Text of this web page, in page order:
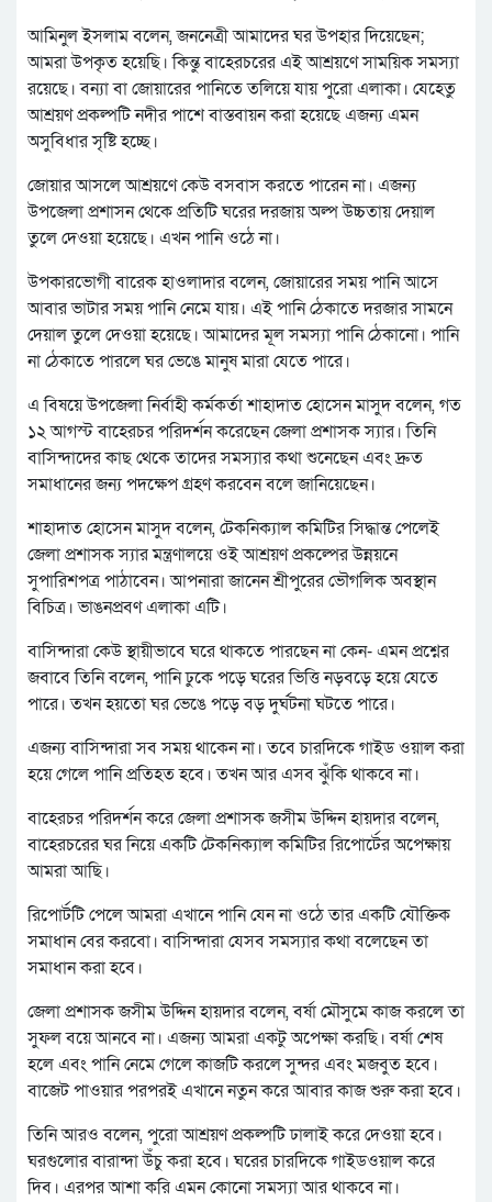
আমিনুল ইসলাম বলেন, জননেত্রী আমাদের ঘর উপহার দিয়েছেন;
আমরা উপকৃত হয়েছি। কিন্তু বাহেরচরের এই আশ্রয়ণে সাময়িক সমস্যা
রয়েছে। বন্যা বা জোয়ারের পানিতে তলিয়ে যায় পুরো এলাকা। যেহেতু
আশ্রয়ণ প্রকল্পটি নদীর পাশে বাস্তবায়ন করা হয়েছে এজন্য এমন
অসুবিধার সৃষ্টি হচ্ছে।
জোয়ার আসলে আশ্রয়ণে কেউ বসবাস করতে পারেন না। এজন্য
উপজেলা প্রশাসন থেকে প্রতিটি ঘরের দরজায় অল্প উচ্চতায় দেয়াল
তুলে দেওয়া হয়েছে। এখন পানি ওঠে না।
উপকারভোগী বারেক হাওলাদার বলেন, জোয়ারের সময় পানি আসে
আবার ভাটার সময় পানি নেমে যায়। এই পানি ঠেকাতে দরজার সামনে
দেয়াল তুলে দেওয়া হয়েছে। আমাদের মূল সমস্যা পানি ঠেকানো। পানি
না ঠেকাতে পারলে ঘর ভেঙে মানুষ মারা যেতে পারে।
এ বিষয়ে উপজেলা নির্বাহী কর্মকর্তা শাহাদাত হোসেন মাসুদ বলেন, গত
১২ আগস্ট বাহেরচর পরিদর্শন করেছেন জেলা প্রশাসক স্যার। তিনি
বাসিন্দাদের কাছ থেকে তাদের সমস্যার কথা শুনেছেন এবং দ্রুত
সমাধানের জন্য পদক্ষেপ গ্রহণ করবেন বলে জানিয়েছেন।
শাহাদাত হোসেন মাসুদ বলেন, টেকনিক্যাল কমিটির সিদ্ধান্ত পেলেই
জেলা প্রশাসক স্যার মন্ত্রণালয়ে ওই আশ্রয়ণ প্রকল্পের উন্নয়নে
সুপারিশপত্র পাঠাবেন। আপনারা জানেন শ্রীপুরের ভৌগলিক অবস্থান
বিচিত্র। ভাঙনপ্রবণ এলাকা এটি।
বাসিন্দারা কেউ স্থায়ীভাবে ঘরে থাকতে পারছেন না কেন- এমন প্রশ্নের
জবাবে তিনি বলেন, পানি ঢুকে পড়ে ঘরের ভিত্তি নড়বড়ে হয়ে যেতে
পারে। তখন হয়তো ঘর ভেঙে পড়ে বড় দুর্ঘটনা ঘটতে পারে।
এজন্য বাসিন্দারা সব সময় থাকেন না। তবে চারদিকে গাইড ওয়াল করা
হয়ে গেলে পানি প্রতিহত হবে। তখন আর এসব ঝুঁকি থাকবে না।
বাহেরচর পরিদর্শন করে জেলা প্রশাসক জসীম উদ্দিন হায়দার বলেন,
বাহেরচরের ঘর নিয়ে একটি টেকনিক্যাল কমিটির রিপোর্টের অপেক্ষায়
আমরা আছি।
রিপোর্টটি পেলে আমরা এখানে পানি যেন না ওঠে তার একটি যৌক্তিক
সমাধান বের করবো। বাসিন্দারা যেসব সমস্যার কথা বলেছেন তা
সমাধান করা হবে।
জেলা প্রশাসক জসীম উদ্দিন হায়দার বলেন, বর্ষা মৌসুমে কাজ করলে তা
সুফল বয়ে আনবে না। এজন্য আমরা একটু অপেক্ষা করছি। বর্ষা শেষ
হলে এবং পানি নেমে গেলে কাজটি করলে সুন্দর এবং মজবুত হবে।
বাজেট পাওয়ার পরপরই এখানে নতুন করে আবার কাজ শুরু করা হবে।
তিনি আরও বলেন, পুরো আশ্রয়ণ প্রকল্পটি ঢালাই করে দেওয়া হবে।
ঘরগুলোর বারান্দা উঁচু করা হবে। ঘরের চারদিকে গাইডওয়াল করে
দিব। এরপর আশা করি এমন কোনো সমস্যা আর থাকবে না।